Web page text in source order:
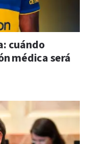
cuándo
médica será